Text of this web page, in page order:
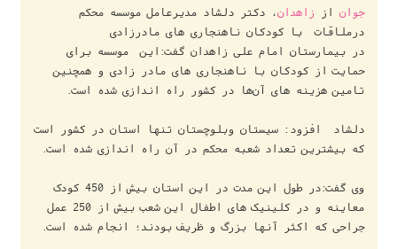
جوان از زاهدان
در بیمارستان امام علی زاهدان
حمایت از کودکان با ناهنجاری های مادر زادی و همچنین
دلشاد  افزود: سیستان وبلوچستان
تنها استان در کشور است
که بیشترین تعداد شعبه محکم در آن راه اندازی شده است.
وی گفت:در طول این مدت در این استان بیش از 450 کودک
معاینه و در کلینیک های اطفال این شعب بیش از 250 عمل